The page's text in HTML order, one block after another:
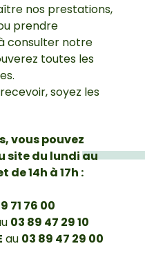
nos prestations,
prendre
consulter notre
toutes les
soyez les
vous pouvez
site du lundi au
de 14h à 17h :
71 76 00
03 89 47 29 10
au 03 89 47 29 00